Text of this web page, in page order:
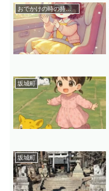
おでかけの時の持ち物
坂城町
坂城町